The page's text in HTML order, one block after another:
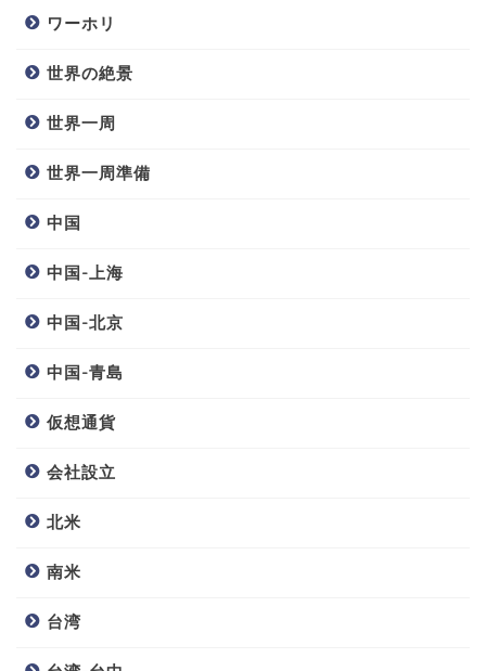
ワーホリ
世界の絶景
世界一周
世界一周準備
中国
中国-上海
中国-北京
中国-青島
仮想通貨
会社設立
北米
南米
台湾